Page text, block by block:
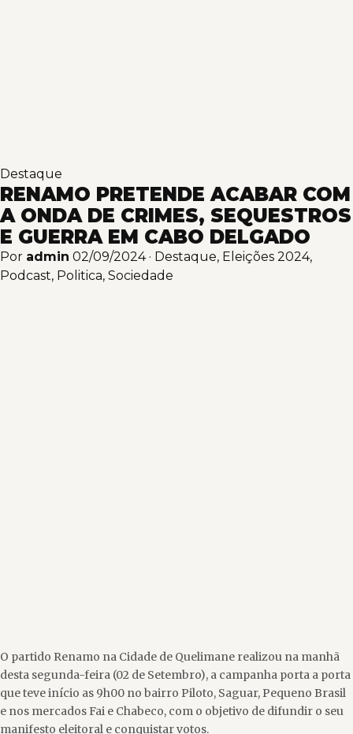
Destaque
RENAMO PRETENDE ACABAR COM
A ONDA DE CRIMES, SEQUESTROS
E GUERRA EM CABO DELGADO
Por admin 02/09/2024 · Destaque, Eleições 2024,
Podcast, Politica, Sociedade
O partido Renamo na Cidade de Quelimane realizou na manhã
desta segunda-feira (02 de Setembro), a campanha porta a porta
que teve início as 9h00 no bairro Piloto, Saguar, Pequeno Brasil
e nos mercados Fai e Chabeco, com o objetivo de difundir o seu
manifesto eleitoral e conquistar votos.